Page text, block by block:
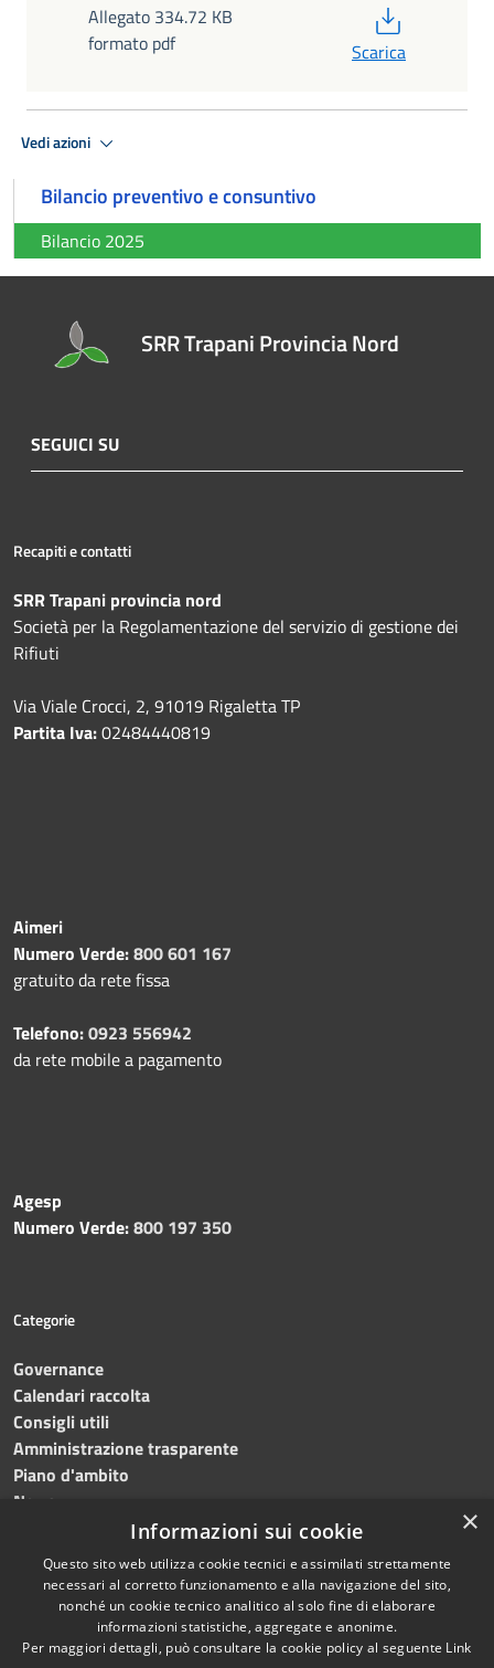
Allegato 334.72 KB
formato pdf
Scarica
Vedi azioni
Bilancio preventivo e consuntivo
Bilancio 2025
SRR Trapani Provincia Nord
SEGUICI SU
Recapiti e contatti
SRR Trapani provincia nord
Società per la Regolamentazione del servizio di gestione dei
Rifiuti
Via Viale Crocci, 2, 91019 Rigaletta TP
Partita Iva:02484440819
Aimeri
Numero Verde:800 601 167
gratuito da rete fissa
Telefono:0923 556942
da rete mobile a pagamento
Agesp
Numero Verde:800 197 350
Categorie
Governance
Calendari raccolta
Consigli utili
Amministrazione trasparente
Piano d'ambito
News
Accessibilità
Copyright © 2023 •
Trapani provincia nord•
×
Informazioni sui cookie
Questo sito web utilizza cookie tecnici e assimilati strettamente
necessari al corretto funzionamento e alla navigazione del sito,
nonché un cookie tecnico analitico al solo fine di elaborare
informazioni statistiche, aggregate e anonime.
Per maggiori dettagli, può consultare la cookie policy al seguente Link